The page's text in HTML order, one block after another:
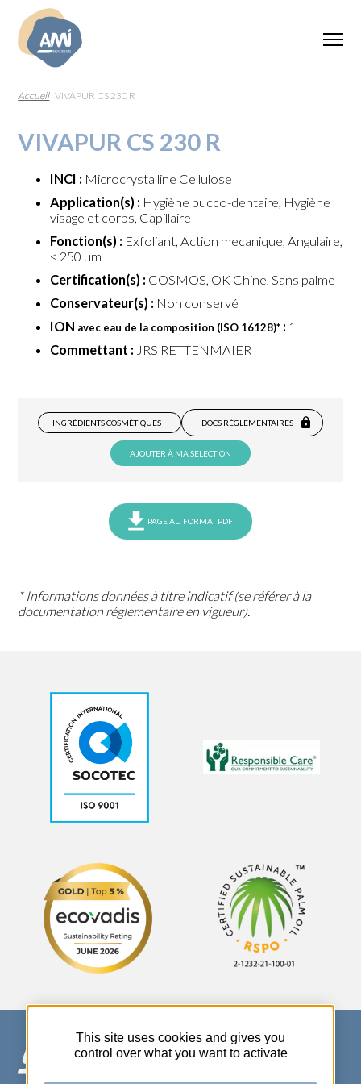
Accueil|VIVAPUR CS 230 R
VIVAPUR CS 230 R
INCI : Microcrystalline Cellulose
Application(s) : Hygiène bucco-dentaire, Hygiène
visage et corps, Capillaire
Fonction(s) : Exfoliant, Action mecanique, Angulaire,
< 250 µm
Certification(s) : COSMOS, OK Chine, Sans palme
Conservateur(s) : Non conservé
ION avec eau de la composition (ISO 16128)* : 1
Commettant : JRS RETTENMAIER
INGRÉDIENTS COSMÉTIQUES DOCS RÉGLEMENTAIRES
AJOUTER À MA SELECTION
PAGE AU FORMAT PDF
* Informations données à titre indicatif (se référer à la
documentation réglementaire en vigueur).
This site uses cookies and gives you
control over what you want to activate